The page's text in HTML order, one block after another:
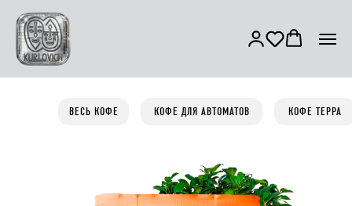
КОФЕ ТЕРРА
КОФЕ ДЛЯ АВТОМАТОВ
ВЕСЬ КОФЕ